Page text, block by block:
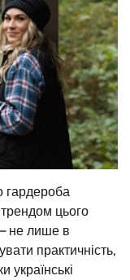
гардероба
цього
не лише в
практичність,
українські